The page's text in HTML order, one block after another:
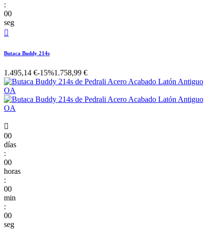
:
00
seg

Butaca Buddy 214s
1.495,14 €-15%1.758,99 €

00
días
:
00
horas
:
00
min
:
00
seg